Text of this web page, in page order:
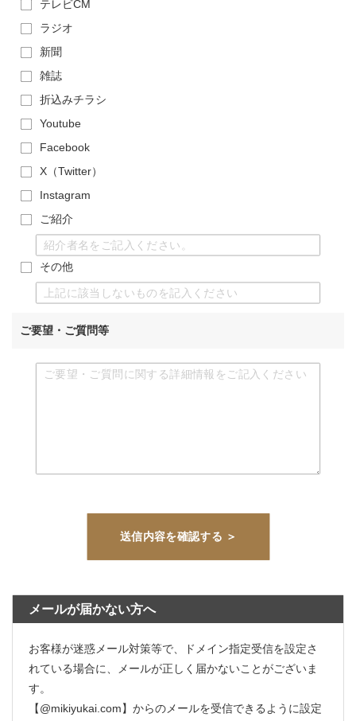
テレビCM
ラジオ
新聞
雑誌
折込みチラシ
Youtube
Facebook
X（Twitter）
Instagram
ご紹介
その他
ご要望・ご質問等
メールが届かない方へ
お客様が迷惑メール対策等で、ドメイン指定受信を設定さ
れている場合に、メールが正しく届かないことがございま
す。
【@mikiyukai.com】からのメールを受信できるように設定